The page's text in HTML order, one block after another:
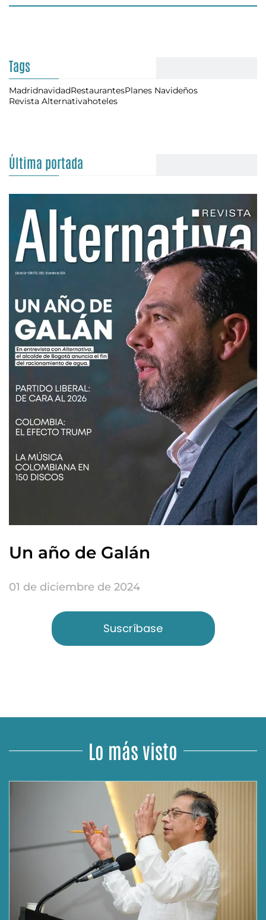
Tags
MadridnavidadRestaurantesPlanes Navideños
Revista Alternativahoteles
Última portada
Un año de Galán
01 de diciembre de 2024
Suscríbase
Lo más visto